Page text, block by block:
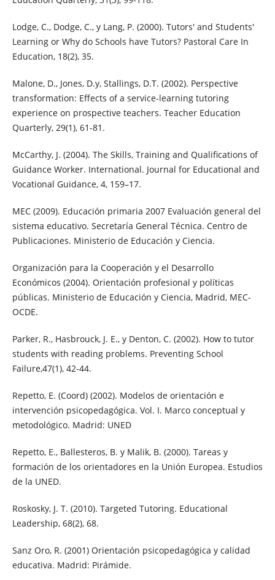
Lodge, C., Dodge, C., y Lang, P. (2000). Tutors' and Students'
Learning or Why do Schools have Tutors? Pastoral Care In
Education, 18(2), 35.
Malone, D., Jones, D.y, Stallings, D.T. (2002). Perspective
transformation: Effects of a service-learning tutoring
experience on prospective teachers. Teacher Education
Quarterly, 29(1), 61-81.
McCarthy, J. (2004). The Skills, Training and Qualifications of
Guidance Worker. International. Journal for Educational and
Vocational Guidance, 4, 159–17.
MEC (2009). Educación primaria 2007 Evaluación general del
sistema educativo. Secretaría General Técnica. Centro de
Publicaciones. Ministerio de Educación y Ciencia.
Organización para la Cooperación y el Desarrollo
Económicos (2004). Orientación profesional y políticas
públicas. Ministerio de Educación y Ciencia, Madrid, MEC-
OCDE.
Parker, R., Hasbrouck, J. E., y Denton, C. (2002). How to tutor
students with reading problems. Preventing School
Failure,47(1), 42-44.
Repetto, E. (Coord) (2002). Modelos de orientación e
intervención psicopedagógica. Vol. I. Marco conceptual y
metodológico. Madrid: UNED
Repetto, E., Ballesteros, B. y Malik, B. (2000). Tareas y
formación de los orientadores en la Unión Europea. Estudios
de la UNED.
Roskosky, J. T. (2010). Targeted Tutoring. Educational
Leadership, 68(2), 68.
Sanz Oro, R. (2001) Orientación psicopedagógica y calidad
educativa. Madrid: Pirámide.